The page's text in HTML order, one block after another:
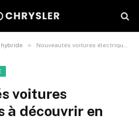
» Nouveautés voitures électriques à découvrir en 2025
voitures
à découvrir en